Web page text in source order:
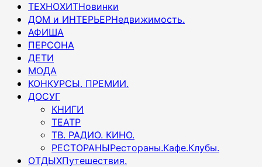
ТЕХНОХИТНовинки
ДОМ и ИНТЕРЬЕРНедвижимость.
АФИША
ПЕРСОНА
ДЕТИ
МОДА
КОНКУРСЫ. ПРЕМИИ.
ДОСУГ
КНИГИ
ТЕАТР
ТВ. РАДИО. КИНО.
РЕСТОРАНЫРестораны.Кафе.Клубы.
ОТДЫХПутешествия.